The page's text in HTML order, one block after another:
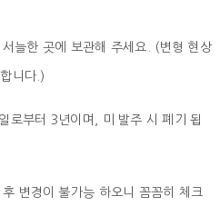
늘한 곳에 보관해 주세요. (변형 현상
니다.)
부터 3년이며, 미 발주 시 폐기 됩
변경이 불가능 하오니 꼼꼼히 체크